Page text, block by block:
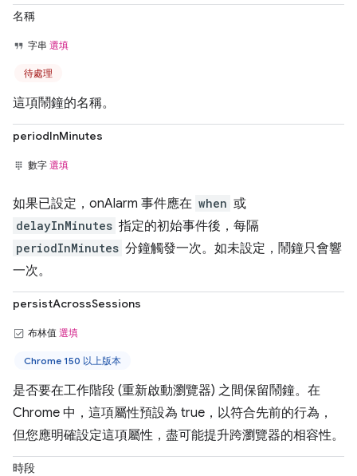
名稱
字串 選填
待處理
這項鬧鐘的名稱。
periodInMinutes
數字 選填
如果已設定，onAlarm 事件應在 when 或
delayInMinutes 指定的初始事件後，每隔
periodInMinutes 分鐘觸發一次。如未設定，鬧鐘只會響
一次。
persistAcrossSessions
布林值 選填
Chrome 150 以上版本
是否要在工作階段 (重新啟動瀏覽器) 之間保留鬧鐘。在
Chrome 中，這項屬性預設為 true，以符合先前的行為，
但您應明確設定這項屬性，盡可能提升跨瀏覽器的相容性。
時段